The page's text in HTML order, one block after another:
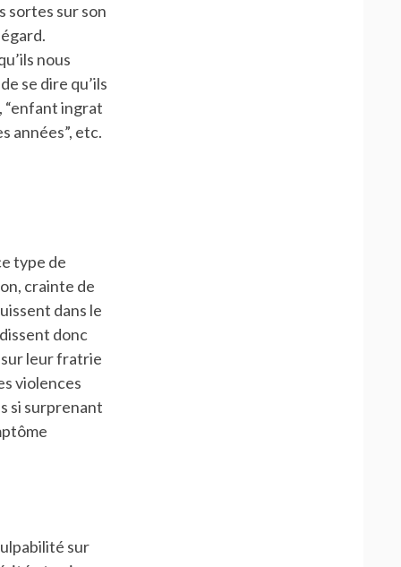
sortes sur son
nous
se dire qu’ils
“enfant ingrat
années”, etc.
type de
crainte de
dans le
donc
sur leur fratrie
violences
si surprenant
sur